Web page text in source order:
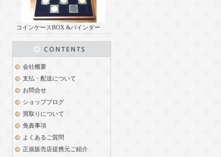
コインケースBOX &バインダー
会社概要
支払・配送について
お問合せ
ショップブログ
買取りについて
免責事項
よくあるご質問
正規販売店提携元ご紹介